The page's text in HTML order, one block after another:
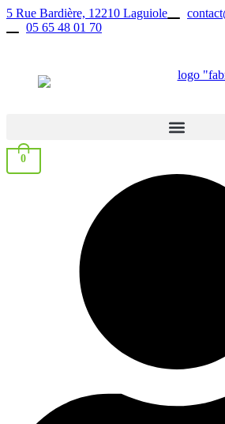
Aller
5 Rue Bardière, 12210 Laguiole
05 65 48 01 70
0